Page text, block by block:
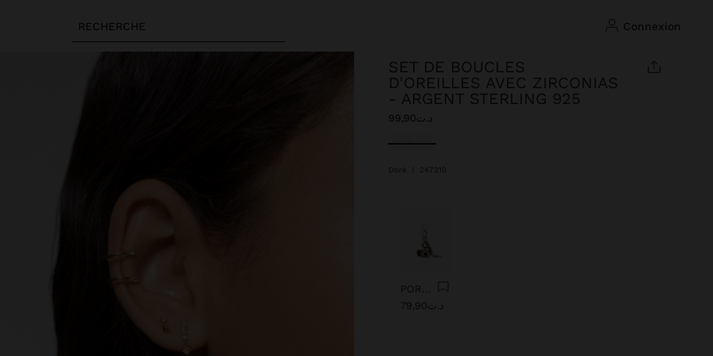
RECHERCHE connexion
SET DE BOUCLES
D'OREILLES AVEC ZIRCONIAS
- ARGENT STERLING 925
د.ت99,90
sélectionné(s)
Doré 247210
د.ت79,90